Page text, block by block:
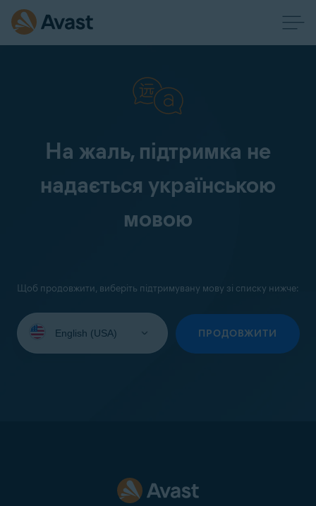
На жаль, підтримка не
надається українською
мовою
Щоб продовжити, виберіть підтримувану мову зі списку нижче:
your
ПРОДОВЖИТИ